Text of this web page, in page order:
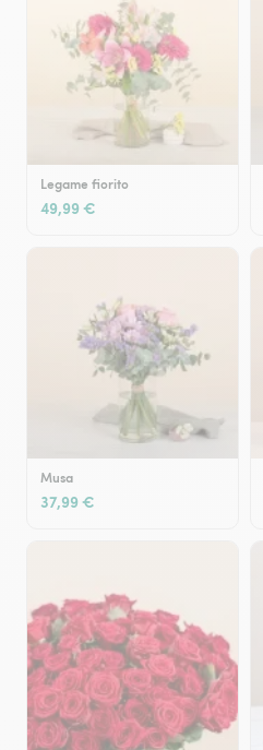
Legame fiorito
49,99 €
Musa
37,99 €